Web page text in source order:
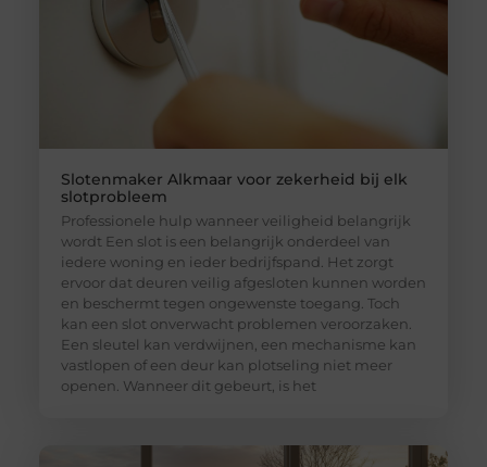
Slotenmaker Alkmaar voor zekerheid bij elk
slotprobleem
Professionele hulp wanneer veiligheid belangrijk
wordt Een slot is een belangrijk onderdeel van
iedere woning en ieder bedrijfspand. Het zorgt
ervoor dat deuren veilig afgesloten kunnen worden
en beschermt tegen ongewenste toegang. Toch
kan een slot onverwacht problemen veroorzaken.
Een sleutel kan verdwijnen, een mechanisme kan
vastlopen of een deur kan plotseling niet meer
openen. Wanneer dit gebeurt, is het